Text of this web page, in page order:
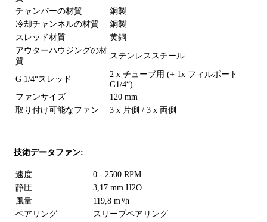
チャンバーの材質
銅製
冷却チャンネルの材質
銅製
スレッド材質
黄銅
アウターハウジングの材
質
ステンレススチール
G 1/4“スレッド
2 x チューブ用 (+ 1x フィルポート
G1/4“)
ファンサイズ
120 mm
取り付け可能なファン
3 x 片側 / 3 x 両側
技術データファン:
速度
0 - 2500 RPM
静圧
3,17 mm H2O
風量
119,8 m³/h
ベアリング
スリーブベアリング